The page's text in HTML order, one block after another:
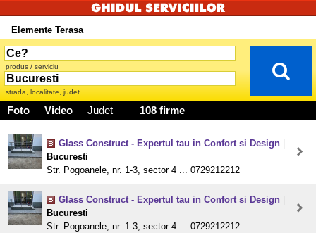
Elemente Terasa
produs / serviciu
strada, localitate, judet
Foto Video Judet 108 firme
Glass Construct - Expertul tau in Confort si Design
Bucuresti
Str. Pogoanele, nr. 1-3, sector 4 ... 0729212212
Glass Construct - Expertul tau in Confort si Design
Bucuresti
Str. Pogoanele, nr. 1-3, sector 4 ... 0729212212